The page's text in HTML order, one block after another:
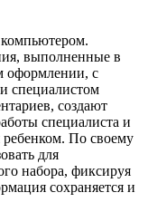
компьютером.
выполненные в
оформлении, с
специалистом
создают
специалиста и
По своему
для
набора, фиксируя
сохраняется и